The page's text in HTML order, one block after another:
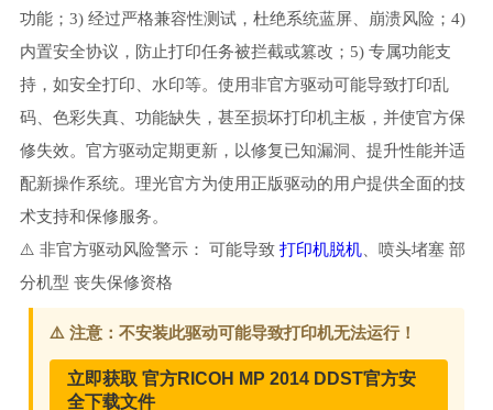
功能；3) 经过严格兼容性测试，杜绝系统蓝屏、崩溃风险；4)
内置安全协议，防止打印任务被拦截或篡改；5) 专属功能支
持，如安全打印、水印等。使用非官方驱动可能导致打印乱
码、色彩失真、功能缺失，甚至损坏打印机主板，并使官方保
修失效。官方驱动定期更新，以修复已知漏洞、提升性能并适
配新操作系统。理光官方为使用正版驱动的用户提供全面的技
术支持和保修服务。
⚠️ 非官方驱动风险警示： 可能导致 打印机脱机、喷头堵塞 部
分机型 丧失保修资格